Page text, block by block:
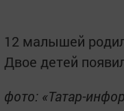
12 малышей
Двое детей
фото: «Татар-